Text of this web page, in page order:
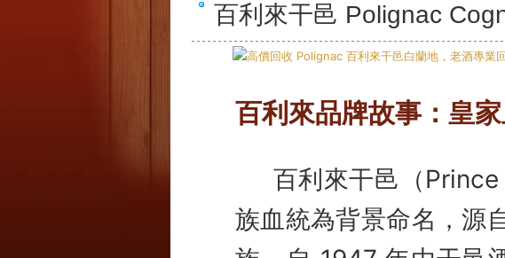
百利來干邑 Polignac
百利來品牌故事：皇
百利來干邑（
族血統為背景命名，源